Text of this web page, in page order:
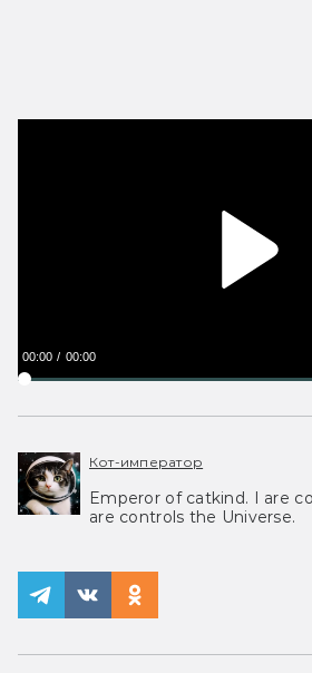
00:00 00:00
Кот-император
Emperor of catkind. I are
are controls the Universe.